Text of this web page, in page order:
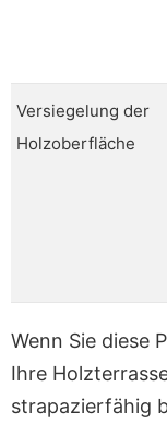
Versiegelung der
Holzoberfläche
Wenn Sie diese
Ihre
strapazierfähig